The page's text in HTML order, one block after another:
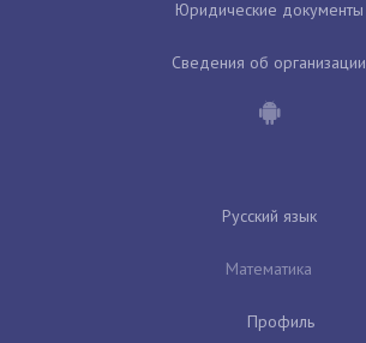
Юридические документы
Сведения об организации
Русский язык
Математика
Профиль